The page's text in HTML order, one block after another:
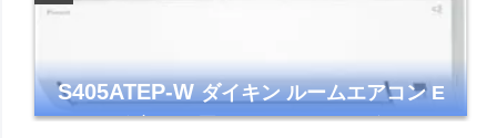
S405ATEP-Wダイキン ルームエアコン E
シリーズ 主に14畳用 ホワイト 2025年モデル